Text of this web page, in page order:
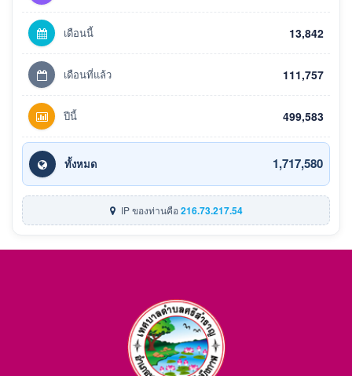
เดือนนี้ 13,842
เดือนที่แล้ว 111,757
ปีนี้ 499,583
ทั้งหมด 1,717,580
IP ของท่านคือ216.73.217.54